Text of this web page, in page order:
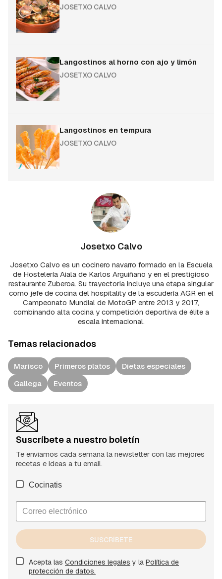
JOSETXO CALVO
Langostinos al horno con ajo y limón
JOSETXO CALVO
Langostinos en tempura
JOSETXO CALVO
Josetxo Calvo
Josetxo Calvo es un cocinero navarro formado en la Escuela
de Hostelería Aiala de Karlos Arguiñano y en el prestigioso
restaurante Zuberoa. Su trayectoria incluye una etapa singular
como jefe de cocina del hospitality de la escudería AGR en el
Campeonato Mundial de MotoGP entre 2013 y 2017,
combinando alta cocina y competición deportiva de élite a
escala internacional.
Temas relacionados
Marisco Primeros platos
Dietas especiales
Gallega
Eventos
Suscríbete a nuestro boletín
Te enviamos cada semana la newsletter con las mejores
recetas e ideas a tu email.
Cocinatis
SUSCRÍBETE
Acepta las Condiciones legales y la Política de
protección de datos.